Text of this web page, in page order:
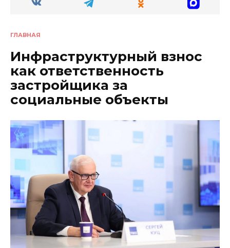
ГЛАВНАЯ
Инфраструктурный взнос
как ответственность
застройщика за
социальные объекты